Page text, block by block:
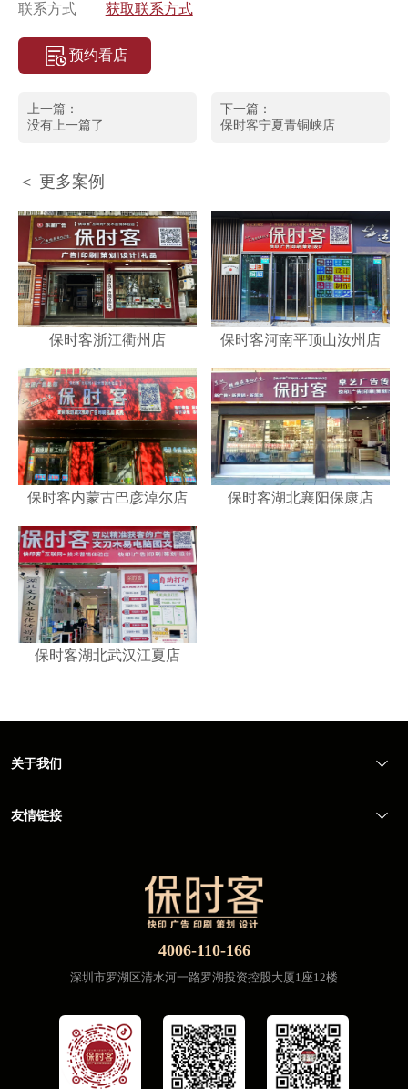
联系方式 获取联系方式
预约看店
上一篇：
没有上一篇了
下一篇：
保时客宁夏青铜峡店
＜ 更多案例
保时客浙江衢州店 保时客河南平顶山汝州店
保时客内蒙古巴彦淖尔店 保时客湖北襄阳保康店
保时客湖北武汉江夏店
4006-110-166
深圳市罗湖区清水河一路罗湖投资控股大厦1座12楼
关于我们
友情链接